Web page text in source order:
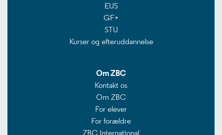
EUS
GF+
STU
Kurser og efteruddannelse
Om ZBC
Kontakt os
Om ZBC
For elever
For forældre
ZBC International